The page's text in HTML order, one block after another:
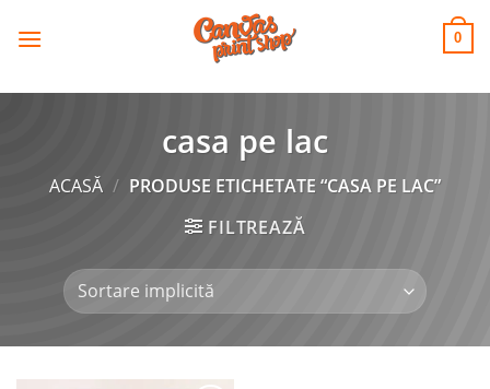
CANVAS
PRINT SHOP 0
casa pe lac
ACASĂ / PRODUSE ETICHETATE “CASA PE LAC”
FILTREAZĂ